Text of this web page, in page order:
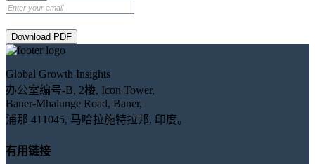
Download PDF
Global Growth Insights
办公室编号-B, 2楼, Icon Tower,
Baner-Mhalunge Road, Baner,
浦那 411045, 马哈拉施特拉邦, 印度。
有用链接